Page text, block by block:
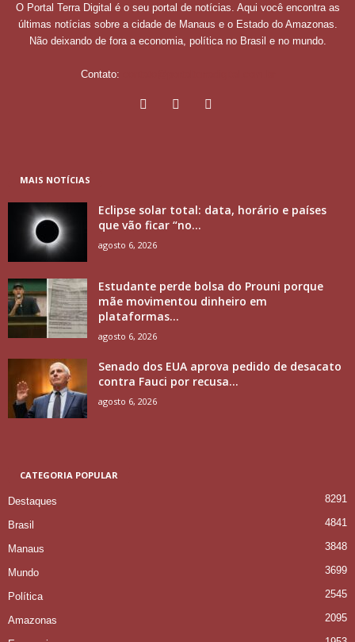
O Portal Terra Digital é o seu portal de notícias. Aqui você encontra as
últimas notícias sobre a cidade de Manaus e o Estado do Amazonas.
Não deixando de fora a economia, política no Brasil e no mundo.
Contato:
MAIS NOTÍCIAS
Eclipse solar total: data, horário e países
que vão ficar “no...
agosto 6, 2026
Estudante perde bolsa do Prouni porque
mãe movimentou dinheiro em
plataformas...
agosto 6, 2026
Senado dos EUA aprova pedido de desacato
contra Fauci por recusa...
agosto 6, 2026
CATEGORIA POPULAR
Destaques 8291
Brasil 4841
Manaus 3848
Mundo 3699
Política 2545
Amazonas 2095